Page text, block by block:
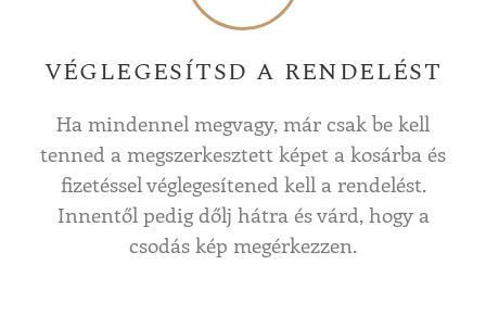
VÉGLEGESÍTSD A RENDELÉST
Ha mindennel megvagy, már csak be kell
tenned a megszerkesztett képet a kosárba és
fizetéssel véglegesítened kell a rendelést.
Innentől pedig dőlj hátra és várd, hogy a
csodás kép megérkezzen.